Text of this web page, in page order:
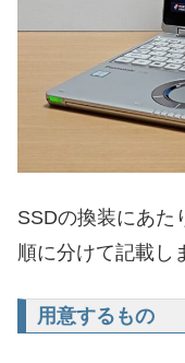
SSDの換装にあた
順に分けて記載し
用意するもの